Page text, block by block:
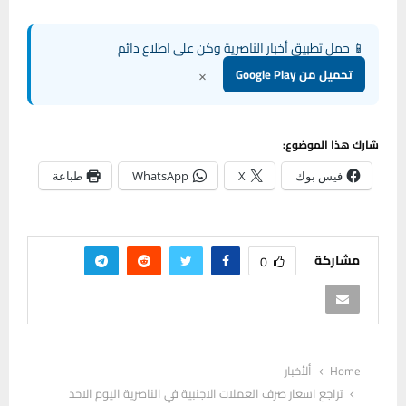
📱 حمل تطبيق أخبار الناصرية وكن على اطلاع دائم
تحميل من Google Play ×
شارك هذا الموضوع:
فيس بوك X
WhatsApp طباعة
مشاركة 0
Home
ألأخبار
تراجع اسعار صرف العملات الاجنبية في الناصرية اليوم الاحد